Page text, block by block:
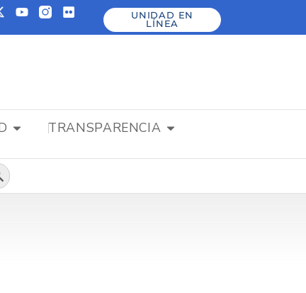
UNIDAD EN
LÍNEA
TRANSPARENCIA
de búsqueda